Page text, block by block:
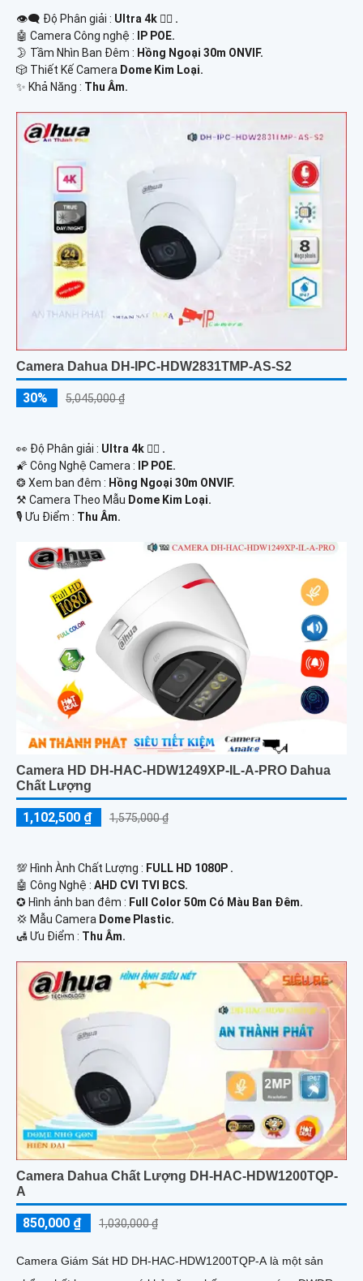
👁️‍🗨 Độ Phân giải : Ultra 4k 👍🏾 .
🤖️ Camera Công nghệ :
IP POE.
🌛 Tầm Nhìn Ban Đêm : Hồng Ngoại 30m ONVIF.
🎲 Thiết Kế Camera Dome Kim Loại.
️✨ Khả Năng : Thu Âm.
Camera Dahua DH-IPC-HDW2831TMP-AS-S2
30% 5,045,000 ₫
️👀 Độ Phân giải : Ultra 4k 👍🏾 .
🌠 Công Nghệ Camera : IP POE.
❂ Xem ban đêm : Hồng Ngoại 30m ONVIF.
⚒ Camera Theo Mẫu Dome Kim Loại.
️🎙 Ưu Điểm : Thu Âm.
Camera HD DH-HAC-HDW1249XP-IL-A-PRO Dahua
Chất Lượng
1,102,500 ₫ 1,575,000 ₫
💯 Hình Ành Chất Lượng : FULL HD 1080P .
🤖️ Công Nghệ : AHD CVI TVI BCS.
✪ Hình ảnh ban đêm : Full Color 50m Có Màu Ban Ðêm.
💢 Mẫu Camera Dome Plastic.
️🛃 Ưu Điểm : Thu Âm.
Camera Dahua Chất Lượng DH-HAC-HDW1200TQP-
A
850,000 ₫ 1,030,000 ₫
Camera Giám Sát HD DH-HAC-HDW1200TQP-A là một sản